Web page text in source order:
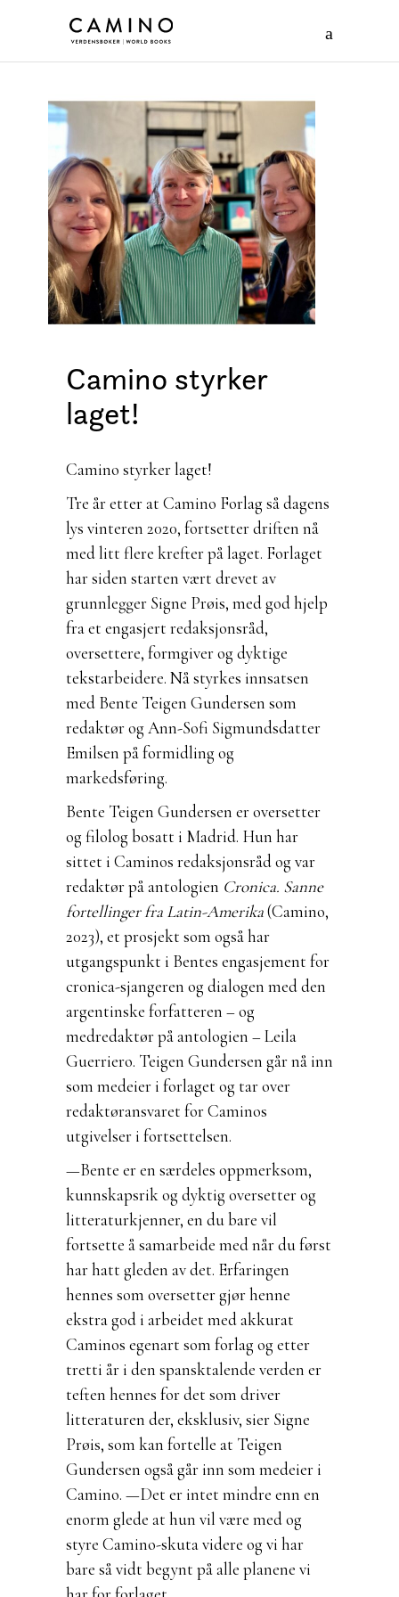
Camino styrker
laget!
Camino styrker laget!
Tre år etter at Camino Forlag så dagens
lys vinteren 2020, fortsetter driften nå
med litt flere krefter på laget. Forlaget
har siden starten vært drevet av
grunnlegger Signe Prøis, med god hjelp
fra et engasjert redaksjonsråd,
oversettere, formgiver og dyktige
tekstarbeidere. Nå styrkes innsatsen
med Bente Teigen Gundersen som
redaktør og Ann-Sofi Sigmundsdatter
Emilsen på formidling og
markedsføring.
Bente Teigen Gundersen er oversetter
og filolog bosatt i Madrid. Hun har
sittet i Caminos redaksjonsråd og var
redaktør på antologien Cronica. Sanne
fortellinger fra Latin-Amerika(Camino,
2023), et prosjekt som også har
utgangspunkt i Bentes engasjement for
cronica-sjangeren og dialogen med den
argentinske forfatteren – og
medredaktør på antologien – Leila
Guerriero. Teigen Gundersen går nå inn
som medeier i forlaget og tar over
redaktøransvaret for Caminos
utgivelser i fortsettelsen.
—Bente er en særdeles oppmerksom,
kunnskapsrik og dyktig oversetter og
litteraturkjenner, en du bare vil
fortsette å samarbeide med når du først
har hatt gleden av det. Erfaringen
hennes som oversetter gjør henne
ekstra god i arbeidet med akkurat
Caminos egenart som forlag og etter
tretti år i den spansktalende verden er
teften hennes for det som driver
litteraturen der, eksklusiv, sier Signe
Prøis, som kan fortelle at Teigen
Gundersen også går inn som medeier i
Camino. —Det er intet mindre enn en
enorm glede at hun vil være med og
styre Camino-skuta videre og vi har
bare så vidt begynt på alle planene vi